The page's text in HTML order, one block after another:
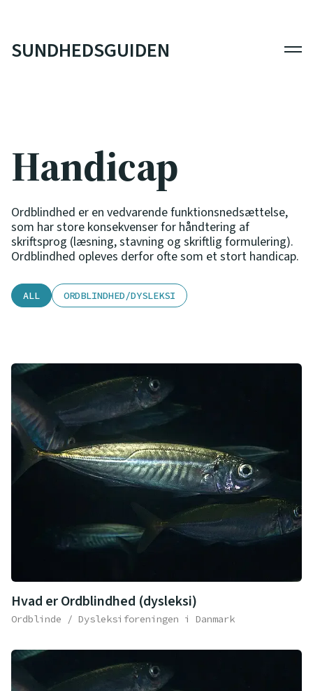
SUNDHEDSGUIDEN
Handicap
Ordblindhed er en vedvarende funktionsnedsættelse,
som har store konsekvenser for håndtering af
skriftsprog (læsning, stavning og skriftlig formulering).
Ordblindhed opleves derfor ofte som et stort handicap.
ALL ORDBLINDHED/DYSLEKSI
Hvad er Ordblindhed (dysleksi)
Ordblinde / Dysleksiforeningen i Danmark